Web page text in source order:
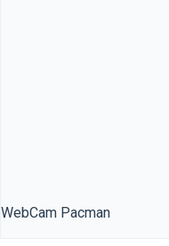
WebCam Pacman